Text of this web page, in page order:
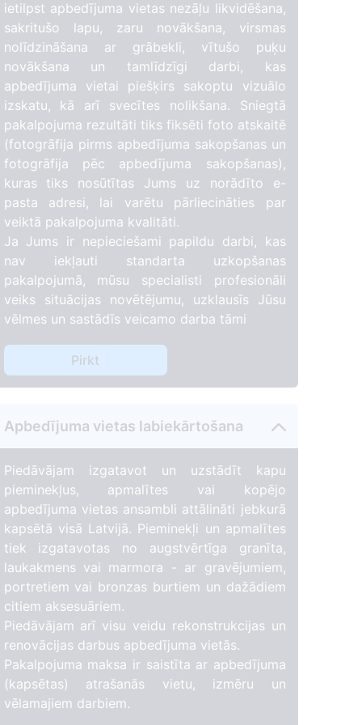
74
3
2
ietilpst apbedījuma vietas nezāļu likvidēšana,
sakritušo lapu, zaru novākšana, virsmas
nolīdzināšana ar grābekli, vītušo puķu
novākšana un tamlīdzīgi darbi, kas
apbedījuma vietai piešķirs sakoptu vizuālo
izskatu, kā arī svecītes nolikšana. Sniegtā
pakalpojuma rezultāti tiks fiksēti foto atskaitē
(fotogrāfija pirms apbedījuma sakopšanas un
fotogrāfija pēc apbedījuma sakopšanas),
kuras tiks nosūtītas Jums uz norādīto e-
pasta adresi, lai varētu pārliecināties par
veiktā pakalpojuma kvalitāti.
Ja Jums ir nepieciešami papildu darbi, kas
nav iekļauti standarta uzkopšanas
pakalpojumā, mūsu specialisti profesionāli
veiks situācijas novētējumu, uzklausīs Jūsu
vēlmes un sastādīs veicamo darba tāmi
Pirkt
Apbedījuma vietas labiekārtošana
Piedāvājam izgatavot un uzstādīt kapu
pieminekļus, apmalītes vai kopējo
apbedījuma vietas ansambli attālināti jebkurā
kapsētā visā Latvijā. Pieminekļi un apmalītes
tiek izgatavotas no augstvērtīga granīta,
laukakmens vai marmora - ar gravējumiem,
portretiem vai bronzas burtiem un dažādiem
citiem aksesuāriem.
Piedāvājam arī visu veidu rekonstrukcijas un
renovācijas darbus apbedījuma vietās.
Pakalpojuma maksa ir saistīta ar apbedījuma
(kapsētas) atrašanās vietu, izmēru un
vēlamajiem darbiem.